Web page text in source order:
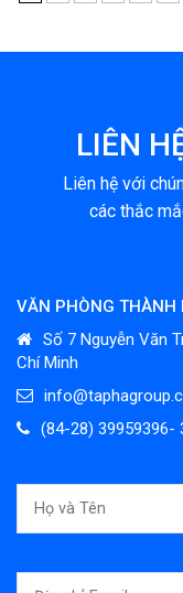
LIÊN
Liên hệ với
các thắc
VĂN PHÒNG THÀNH
Số 7 Nguyễn Văn
Chí Minh
(84-28) 39959396-